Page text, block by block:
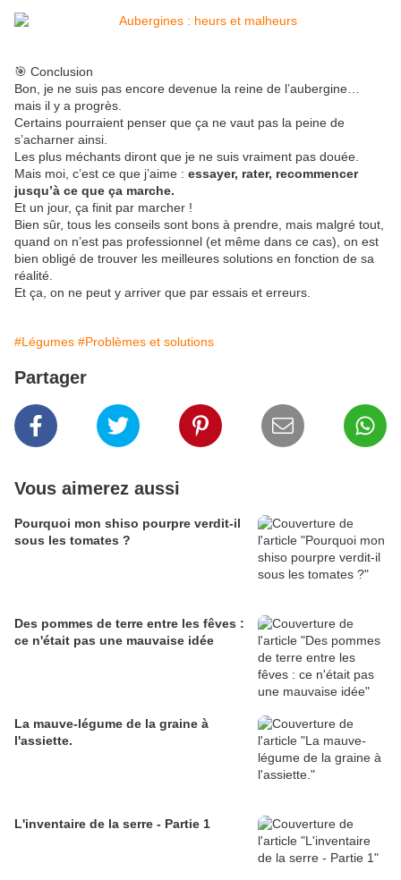
🎯 Conclusion
Bon, je ne suis pas encore devenue la reine de l’aubergine…
mais il y a progrès.
Certains pourraient penser que ça ne vaut pas la peine de
s’acharner ainsi.
Les plus méchants diront que je ne suis vraiment pas douée.
Mais moi, c’est ce que j’aime : essayer, rater, recommencer
jusqu’à ce que ça marche.
Et un jour, ça finit par marcher !
Bien sûr, tous les conseils sont bons à prendre, mais malgré tout,
quand on n’est pas professionnel (et même dans ce cas), on est
bien obligé de trouver les meilleures solutions en fonction de sa
réalité.
Et ça, on ne peut y arriver que par essais et erreurs.
#Légumes #Problèmes et solutions
Partager
Vous aimerez aussi
Pourquoi mon shiso pourpre verdit-il
sous les tomates ?
Des pommes de terre entre les fêves :
ce n'était pas une mauvaise idée
La mauve-légume de la graine à
l'assiette.
L'inventaire de la serre - Partie 1